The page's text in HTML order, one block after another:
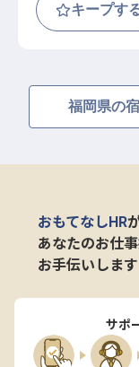
キープす
福岡県の
おもてなしHR
あなたのお仕
お手伝いします
サポ